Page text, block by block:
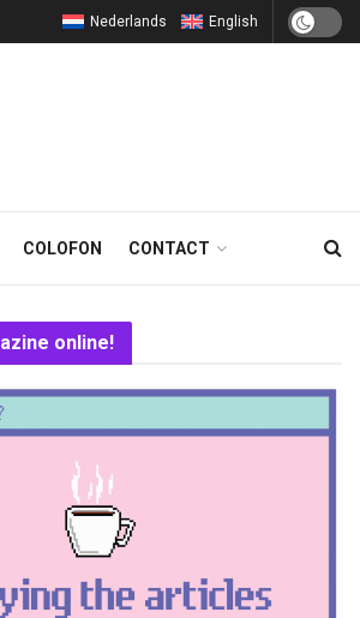
Nederlands English
COLOFON CONTACT
online!